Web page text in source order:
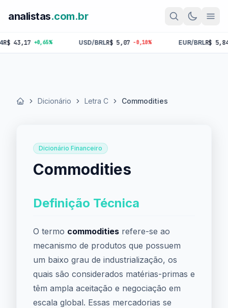
analistas.com.br
+0,65% USD/BRLR$ 5,07 -0,10% EUR/BRLR$ 5,84 -
Início Dicionário Letra C Commodities
Dicionário Financeiro
Commodities
Definição Técnica
O termo commodities refere-se ao
mecanismo de produtos que possuem
um baixo grau de industrialização, os
quais são considerados matérias-primas e
têm ampla aceitação e negociação em
escala global. Essas mercadorias se